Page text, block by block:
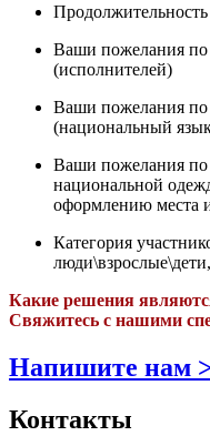
Ваши пожелания по
(исполнителей)
Ваши пожелания по
(национальный
Ваши пожелания по
национальной
оформлению места
Категория
Какие решения
Свяжитесь с нашими
Напишите нам
Контакты